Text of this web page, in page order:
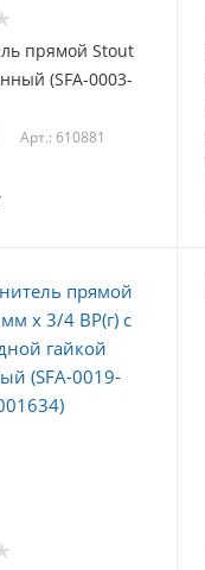
прямой Stout
(SFA-0003-
Арт.: 610881